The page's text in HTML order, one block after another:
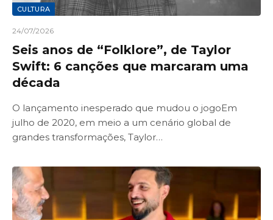
CULTURA
24/07/2026
Seis anos de “Folklore”, de Taylor
Swift: 6 canções que marcaram uma
década
O lançamento inesperado que mudou o jogoEm
julho de 2020, em meio a um cenário global de
grandes transformações, Taylor…